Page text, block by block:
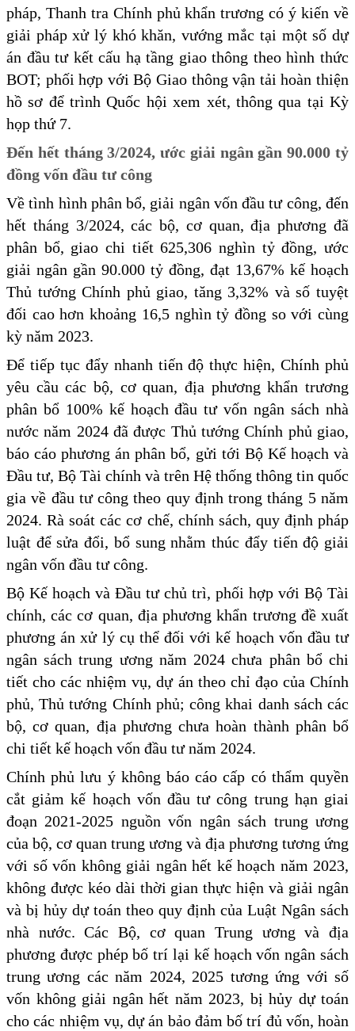
pháp, Thanh tra Chính phủ khẩn trương có ý kiến về
giải pháp xử lý khó khăn, vướng mắc tại một số dự
án đầu tư kết cấu hạ tầng giao thông theo hình thức
BOT; phối hợp với Bộ Giao thông vận tải hoàn thiện
hồ sơ để trình Quốc hội xem xét, thông qua tại Kỳ
họp thứ 7.
Đến hết tháng 3/2024, ước giải ngân gần 90.000 tỷ
đồng vốn đầu tư công
Về tình hình phân bổ, giải ngân vốn đầu tư công, đến
hết tháng 3/2024, các bộ, cơ quan, địa phương đã
phân bổ, giao chi tiết 625,306 nghìn tỷ đồng, ước
giải ngân gần 90.000 tỷ đồng, đạt 13,67% kế hoạch
Thủ tướng Chính phủ giao, tăng 3,32% và số tuyệt
đối cao hơn khoảng 16,5 nghìn tỷ đồng so với cùng
kỳ năm 2023.
Để tiếp tục đẩy nhanh tiến độ thực hiện, Chính phủ
yêu cầu các bộ, cơ quan, địa phương khẩn trương
phân bổ 100% kế hoạch đầu tư vốn ngân sách nhà
nước năm 2024 đã được Thủ tướng Chính phủ giao,
báo cáo phương án phân bổ, gửi tới Bộ Kế hoạch và
Đầu tư, Bộ Tài chính và trên Hệ thống thông tin quốc
gia về đầu tư công theo quy định trong tháng 5 năm
2024. Rà soát các cơ chế, chính sách, quy định pháp
luật để sửa đổi, bổ sung nhằm thúc đẩy tiến độ giải
ngân vốn đầu tư công.
Bộ Kế hoạch và Đầu tư chủ trì, phối hợp với Bộ Tài
chính, các cơ quan, địa phương khẩn trương đề xuất
phương án xử lý cụ thể đối với kế hoạch vốn đầu tư
ngân sách trung ương năm 2024 chưa phân bổ chi
tiết cho các nhiệm vụ, dự án theo chỉ đạo của Chính
phủ, Thủ tướng Chính phủ; công khai danh sách các
bộ, cơ quan, địa phương chưa hoàn thành phân bổ
chi tiết kế hoạch vốn đầu tư năm 2024.
Chính phủ lưu ý không báo cáo cấp có thẩm quyền
cắt giảm kế hoạch vốn đầu tư công trung hạn giai
đoạn 2021-2025 nguồn vốn ngân sách trung ương
của bộ, cơ quan trung ương và địa phương tương ứng
với số vốn không giải ngân hết kế hoạch năm 2023,
không được kéo dài thời gian thực hiện và giải ngân
và bị hủy dự toán theo quy định của Luật Ngân sách
nhà nước. Các Bộ, cơ quan Trung ương và địa
phương được phép bố trí lại kế hoạch vốn ngân sách
trung ương các năm 2024, 2025 tương ứng với số
vốn không giải ngân hết năm 2023, bị hủy dự toán
cho các nhiệm vụ, dự án bảo đảm bố trí đủ vốn, hoàn